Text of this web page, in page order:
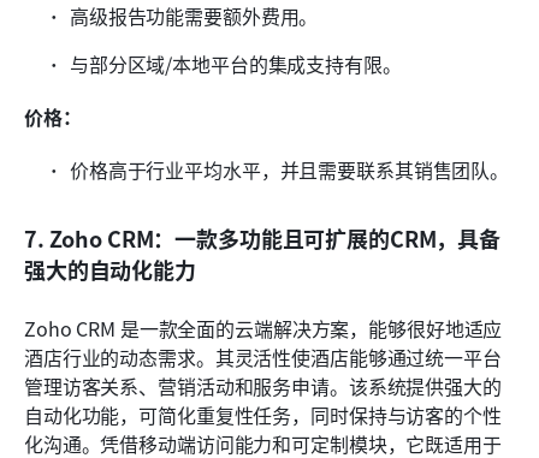
高级报告功能需要额外费用。
与部分区域/本地平台的集成支持有限。
价格：
价格高于行业平均水平，并且需要联系其销售团队。
7. Zoho CRM：一款多功能且可扩展的CRM，具备
强大的自动化能力
Zoho CRM 是一款全面的云端解决方案，能够很好地适应
酒店行业的动态需求。其灵活性使酒店能够通过统一平台
管理访客关系、营销活动和服务申请。该系统提供强大的
自动化功能，可简化重复性任务，同时保持与访客的个性
化沟通。凭借移动端访问能力和可定制模块，它既适用于